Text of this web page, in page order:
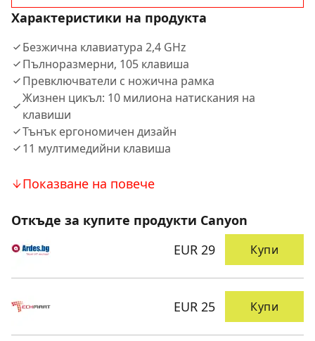
Характеристики на продукта
Безжична клавиатура 2,4 GHz
Пълноразмерни, 105 клавиша
Превключватели с ножична рамка
Жизнен цикъл: 10 милиона натискания на
клавиши
Тънък ергономичен дизайн
11 мултимедийни клавиша
Показване на повече
Откъде за купите продукти Canyon
EUR 29
Купи
EUR 25 Купи